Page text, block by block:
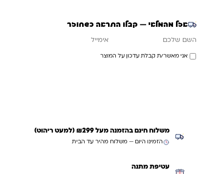
אזל מהמלאי — קבלו התראה כשחוזר
אני מאשר/ת קבלת עדכון על המוצר
משלוח חינם בהזמנה מעל ₪299 (למעט ריהוט)
הזמינו היום — משלוח מהיר עד הבית
עטיפת מתנה